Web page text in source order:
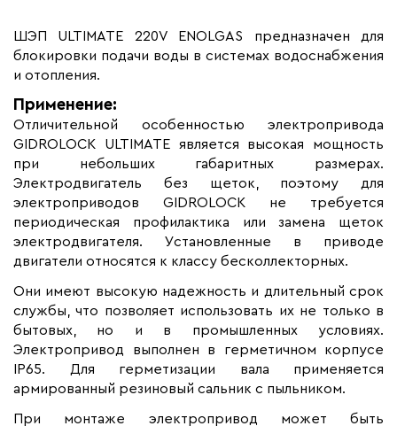
Страна производства Россия
Гарантия (год) 10
Коллекция
электроприводом ШЭП
ULTIMATE
Бренд
Материал Латунь; Сталь
ШЭП ULTIMATE 220V ENOLGAS предназначен для
блокировки подачи воды в системах водоснабжения
и отопления.
Применение:
Отличительной особенностью электропривода
GIDROLOCK ULTIMATE является высокая мощность
при небольших габаритных размерах.
Электродвигатель без щеток, поэтому для
электроприводов GIDROLOCK не требуется
периодическая профилактика или замена щеток
электродвигателя. Установленные в приводе
двигатели относятся к классу бесколлекторных.
Они имеют высокую надежность и длительный срок
службы, что позволяет использовать их не только в
бытовых, но и в промышленных условиях.
Электропривод выполнен в герметичном корпусе
IP65. Для герметизации вала применяется
армированный резиновый сальник с пыльником.
При монтаже электропривод может быть